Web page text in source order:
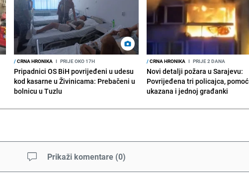
/CRNA HRONIKA I PRIJE OKO 17H
Pripadnici OS BiH povrijeđeni u udesu
kod kasarne u Živinicama: Prebačeni u
bolnicu u Tuzlu
/CRNA HRONIKA I PRIJE 2 DANA
Novi detalji požara u Sarajevu:
Povrijeđena tri policajca, pomoć
ukazana i jednoj građanki
Prikaži komentare (0)